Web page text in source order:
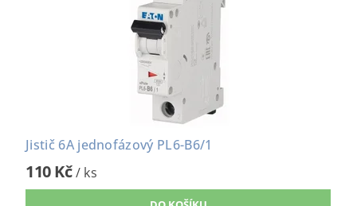
Jistič 6A jednofázový PL6-B6/1
110 Kč/ ks